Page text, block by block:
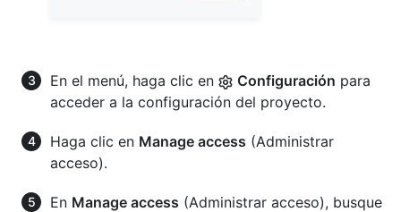
En el menú, haga clic en Configuración para
acceder a la configuración del proyecto.
Haga clic en Manage access (Administrar
acceso).
En Manage access (Administrar acceso), busque